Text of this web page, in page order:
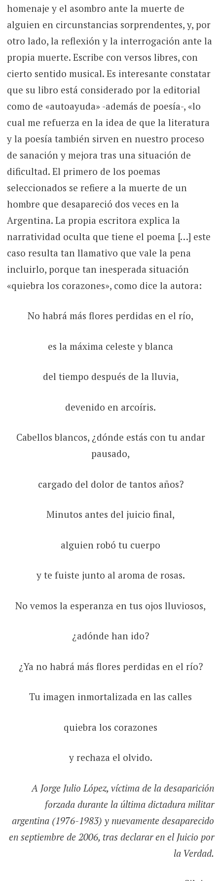
homenaje y el asombro ante la muerte de
alguien en circunstancias sorprendentes, y, por
otro lado, la reflexión y la interrogación ante la
propia muerte. Escribe con versos libres, con
cierto sentido musical. Es interesante constatar
que su libro está considerado por la editorial
como de «autoayuda» -además de poesía-, «lo
cual me refuerza en la idea de que la literatura
y la poesía también sirven en nuestro proceso
de sanación y mejora tras una situación de
dificultad. El primero de los poemas
seleccionados se refiere a la muerte de un
hombre que desapareció dos veces en la
Argentina. La propia escritora explica la
narratividad oculta que tiene el poema […] este
caso resulta tan llamativo que vale la pena
incluirlo, porque tan inesperada situación
«quiebra los corazones», como dice la autora:
No habrá más flores perdidas en el río,
es la máxima celeste y blanca
del tiempo después de la lluvia,
devenido en arcoíris.
Cabellos blancos, ¿dónde estás con tu andar
pausado,
cargado del dolor de tantos años?
Minutos antes del juicio final,
alguien robó tu cuerpo
y te fuiste junto al aroma de rosas.
No vemos la esperanza en tus ojos lluviosos,
¿adónde han ido?
¿Ya no habrá más flores perdidas en el río?
Tu imagen inmortalizada en las calles
quiebra los corazones
y rechaza el olvido.
A Jorge Julio López, víctima de la desaparición
forzada durante la última dictadura militar
argentina (1976-1983) y nuevamente desaparecido
en septiembre de 2006, tras declarar en el Juicio por
la Verdad.